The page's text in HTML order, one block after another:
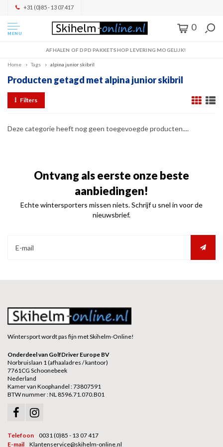
+31 (0)85 - 13 07 417
MENU
0
AFHALEN OF DPD PAKKETSHOP LEVERING MOGELIJK!
Home Tags alpina junior skibril
Producten getagd met alpina junior skibril
Filters
Deze categorie heeft nog geen toegevoegde producten....
Ontvang als eerste onze beste
aanbiedingen!
Echte wintersporters missen niets. Schrijf u snel in voor de
nieuwsbrief.
Wintersport wordt pas fijn met Skihelm-Online!
Onderdeel van GolfDriver Europe BV
Norbruislaan 1 (afhaaladres / kantoor)
7761CG Schoonebeek
Nederland
Kamer van Koophandel : 73807591
BTW nummer : NL 8596.71.070.B01
Telefoon
0031 (0)85 - 13 07 417
E-mail
Klantenservice@skihelm-online.nl